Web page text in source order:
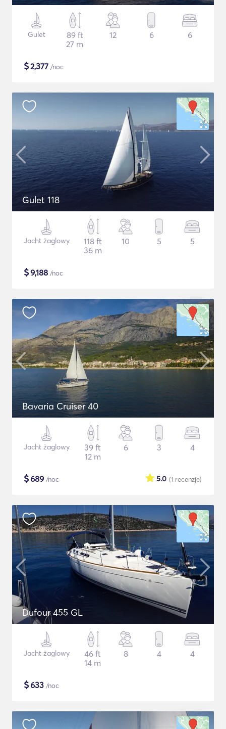
Gulet
89 ft
27 m
12 6 6
$2,377 /noc
Gulet 118
Jacht żaglowy
118 ft
36 m
10 5 5
$9,188 /noc
Bavaria Cruiser 40
Jacht żaglowy
39 ft
12 m
6 3 4
$689 /noc (1 recenzje)
5.0
Dufour 455 GL
Jacht żaglowy
46 ft
14 m
8 4 4
$633 /noc